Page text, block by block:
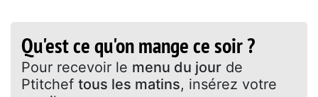
Qu'est ce qu'on mange ce soir ?
Pour recevoir le menu du jour de
Ptitchef tous les matins, insérez votre